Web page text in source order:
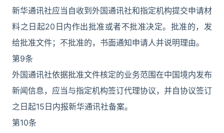
新华通讯社应当自收到外国通讯社和指定机构提交申请材
料之日起20日内作出批准或者不批准决定。批准的，发
给批准文件；不批准的，书面通知申请人并说明理由。
第9条
外国通讯社依据批准文件核定的业务范围在中国境内发布
新闻信息，应当与指定机构签订代理协议，并自协议签订
之日起15日内报新华通讯社备案。
第10条